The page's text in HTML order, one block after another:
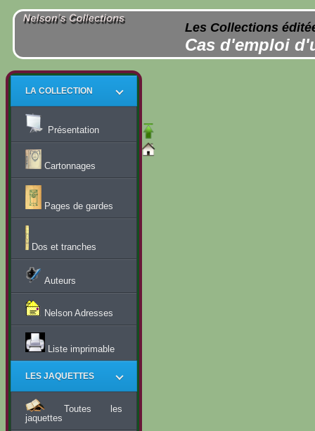
Les Collections
Cas d'emploi
LA COLLECTION
Présentation
Cartonnages
Pages de gardes
Dos et tranches
Auteurs
Nelson Adresses
Liste imprimable
LES JAQUETTES
Toutes les
jaquettes